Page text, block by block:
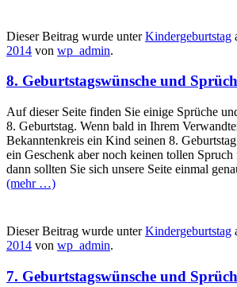
Dieser Beitrag wurde unterKindergeburtstag
2014 von wp_admin.
8. Geburtstagswünsche und
Auf dieser Seite finden Sie einige Sprüche
8. Geburtstag. Wenn bald in Ihrem
Bekanntenkreis ein Kind seinen 8.
ein Geschenk aber noch keinen tollen
dann sollten Sie sich unsere Seite einmal
(mehr …)
Dieser Beitrag wurde unterKindergeburtstag
2014 von wp_admin.
7. Geburtstagswünsche und